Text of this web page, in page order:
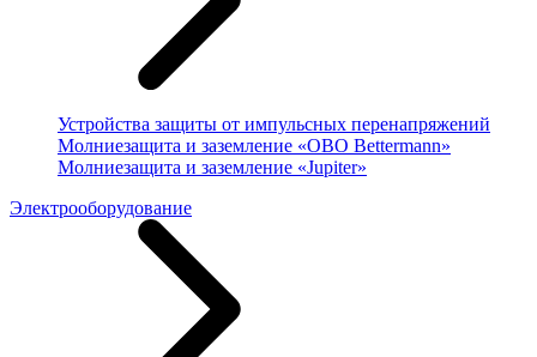
Устройства защиты от импульсных перенапряжений
Молниезащита и заземление «OBO Bettermann»
Молниезащита и заземление «Jupiter»
Электрооборудование